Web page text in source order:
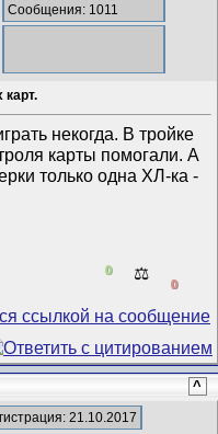
Сообщения: 1011
карт.
некогда. В тройке
карты помогали. А
только одна ХЛ-ка -
0 ⚖️
0
^
21.10.2017